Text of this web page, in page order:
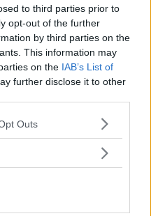
to third parties prior to
opt-out of the further
by third parties on the
This information may
on the IAB’s List of
further disclose it to other
uses one or more Google
You may click to
purposes in below Google
Outsläder som
visas på Los